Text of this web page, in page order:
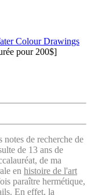
Colour Drawings
pour 200$]
de recherche de
de 13 ans de
de ma
en histoire de l'art
paraître hermétique,
En effet, la